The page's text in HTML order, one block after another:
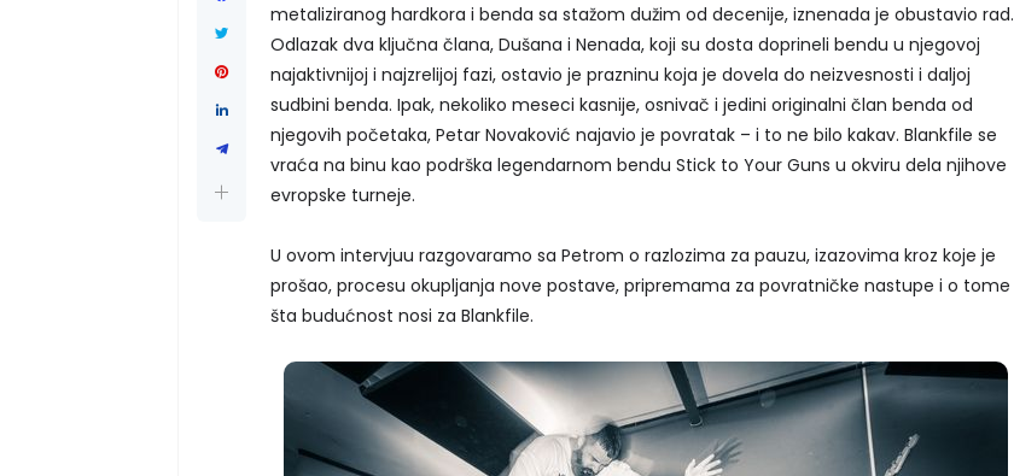
metaliziranog hardkora i benda sa stažom dužim od decenije, iznenada je obustavio rad.
Odlazak dva ključna člana, Dušana i Nenada, koji su dosta doprineli bendu u njegovoj
najaktivnijoj i najzrelijoj fazi, ostavio je prazninu koja je dovela do neizvesnosti i daljoj
sudbini benda. Ipak, nekoliko meseci kasnije, osnivač i jedini originalni član benda od
njegovih početaka, Petar Novaković najavio je povratak – i to ne bilo kakav. Blankfile se
vraća na binu kao podrška legendarnom bendu Stick to Your Guns u okviru dela njihove
evropske turneje.
U ovom intervjuu razgovaramo sa Petrom o razlozima za pauzu, izazovima kroz koje je
prošao, procesu okupljanja nove postave, pripremama za povratničke nastupe i o tome
šta budućnost nosi za Blankfile.